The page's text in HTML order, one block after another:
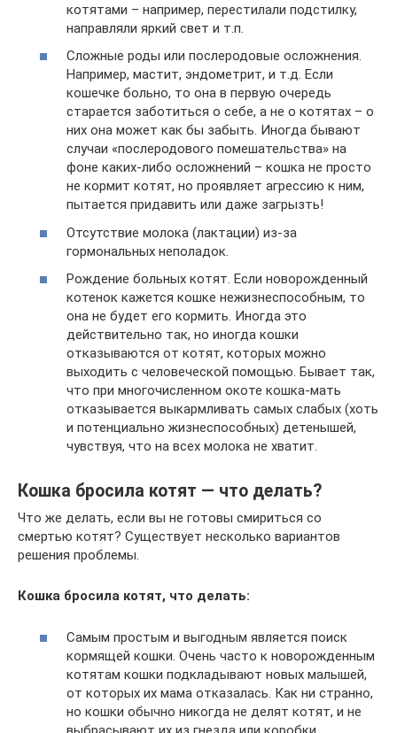
котятами – например, перестилали подстилку,
направляли яркий свет и т.п.
Сложные роды или послеродовые осложнения.
Например, мастит, эндометрит, и т.д. Если
кошечке больно, то она в первую очередь
старается заботиться о себе, а не о котятах – о
них она может как бы забыть. Иногда бывают
случаи «послеродового помешательства» на
фоне каких-либо осложнений – кошка не просто
не кормит котят, но проявляет агрессию к ним,
пытается придавить или даже загрызть!
Отсутствие молока (лактации) из-за
гормональных неполадок.
Рождение больных котят. Если новорожденный
котенок кажется кошке нежизнеспособным, то
она не будет его кормить. Иногда это
действительно так, но иногда кошки
отказываются от котят, которых можно
выходить с человеческой помощью. Бывает так,
что при многочисленном окоте кошка-мать
отказывается выкармливать самых слабых (хоть
и потенциально жизнеспособных) детенышей,
чувствуя, что на всех молока не хватит.
Кошка бросила котят — что делать?
Что же делать, если вы не готовы смириться со
смертью котят? Существует несколько вариантов
решения проблемы.
Кошка бросила котят, что делать:
Самым простым и выгодным является поиск
кормящей кошки. Очень часто к новорожденным
котятам кошки подкладывают новых малышей,
от которых их мама отказалась. Как ни странно,
но кошки обычно никогда не делят котят, и не